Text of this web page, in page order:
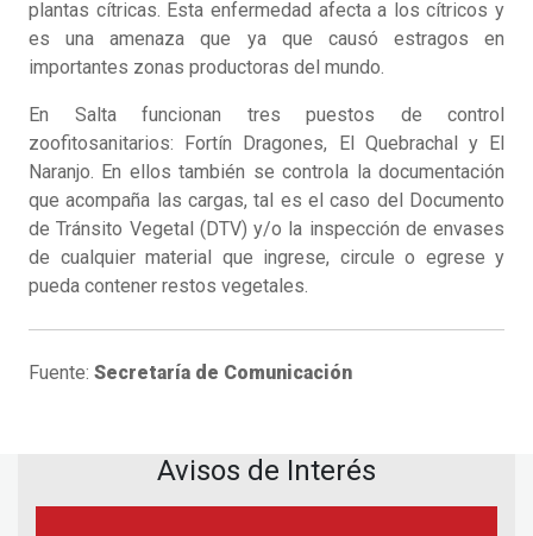
plantas cítricas. Esta enfermedad afecta a los cítricos y
es una amenaza que ya que causó estragos en
importantes zonas productoras del mundo.
En Salta funcionan tres puestos de control
zoofitosanitarios: Fortín Dragones, El Quebrachal y El
Naranjo. En ellos también se controla la documentación
que acompaña las cargas, tal es el caso del Documento
de Tránsito Vegetal (DTV) y/o la inspección de envases
de cualquier material que ingrese, circule o egrese y
pueda contener restos vegetales.
Fuente: Secretaría de Comunicación
Avisos de Interés